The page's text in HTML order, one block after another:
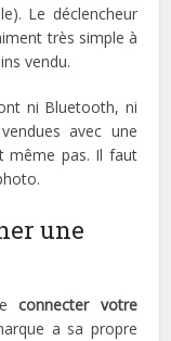
Le déclencheur
très simple à
vendu.
ni Bluetooth, ni
avec une
même pas. Il faut
une
connecter votre
a sa propre